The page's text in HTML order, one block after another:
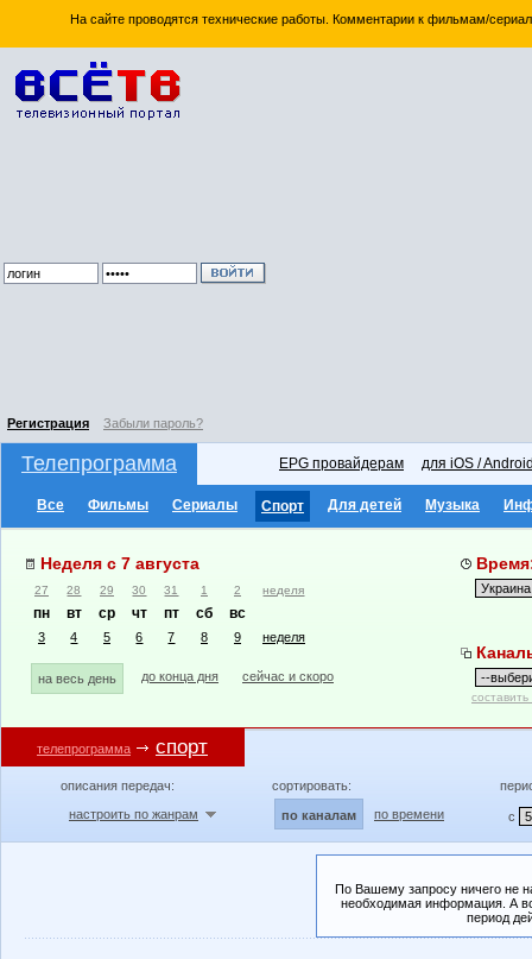
На сайте проводятся технические работы. Комментарии к фильмам/
Регистрация Забыли пароль?
Телепрограмма EPG провайдерам для iOS /
Все Фильмы Сериалы Спорт Для детей Музыка
Неделя с 7 августа
27 28 29 30 31 1 2 неделя
пн вт ср чт пт сб вс
3 4 5 6 7 8 9 неделя
на весь день до конца дня сейчас и скоро
телепрограмма спорт
описания передач:
настроить по жанрам
сортировать:
по каналам по времени с
По Вашему запросу ничего не
необходимая информация. А
период